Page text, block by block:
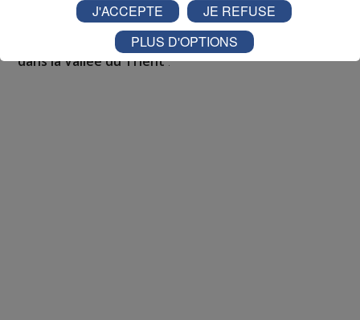
Nathan est allé tester pour vousVerticalp Émosson,
dans la Vallée du Trient:
J'ACCEPTE
JE REFUSE
PLUS D'OPTIONS